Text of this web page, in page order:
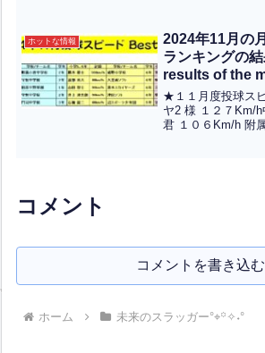
（３年）小学高学
ホットな情報
2024年11月の
ランキングの
results of the
speed ranking
2024 are as
CHT KOR JPN
★１１月度投球ス
ヤ2 様 １２７Km/
君 １０６Km/h 附
コメント
コメントを書き込む
ホーム 未来のスラッガー°⌖꙳✧˖°